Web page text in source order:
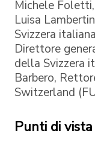
Michele
Luisa
Svizzera
Direttore
della Svizzera
Barbero,
Switzerland
Punti di vista